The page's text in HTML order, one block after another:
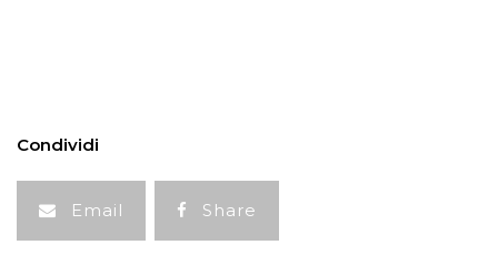
Condividi
Email Share